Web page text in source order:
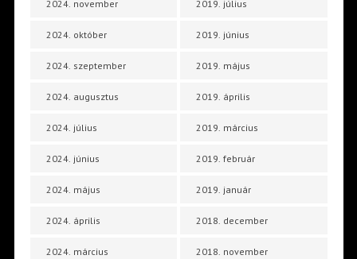
2024. november
2024. október
2024. szeptember
2024. augusztus
2024. július
2024. június
2024. május
2024. április
2024. március
2019. július
2019. június
2019. május
2019. április
2019. március
2019. február
2019. január
2018. december
2018. november